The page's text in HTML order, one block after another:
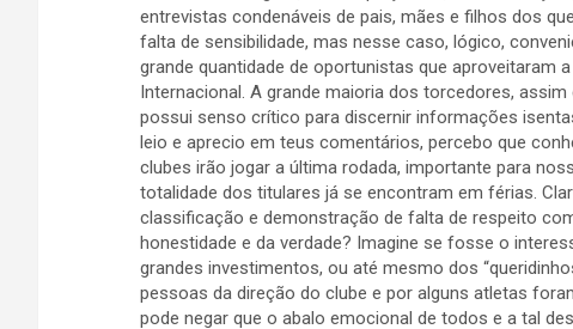
entrevistas condenáveis de pais, mães e filhos dos
falta de sensibilidade, mas nesse caso, lógico,
grande quantidade de oportunistas que
Internacional. A grande maioria dos torcedores,
possui senso crítico para discernir informações
leio e aprecio em teus comentários, percebo que
clubes irão jogar a última rodada, importante para
totalidade dos titulares já se encontram em férias.
classificação e demonstração de falta de respeito
honestidade e da verdade? Imagine se fosse o
grandes investimentos, ou até mesmo dos
pessoas da direção do clube e por alguns atletas
pode negar que o abalo emocional de todos e a tal